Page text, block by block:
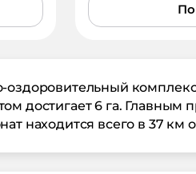
оздоровительный
достигает 6 га.
находится всего в 37 км